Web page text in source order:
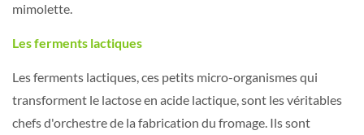
mimolette.
Les ferments lactiques
Les ferments lactiques, ces petits micro-organismes qui
transforment le lactose en acide lactique, sont les véritables
chefs d'orchestre de la fabrication du fromage. Ils sont